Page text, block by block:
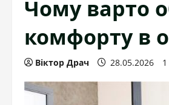
Чому варто
комфорту в
Віктор Драч 28.05.2026